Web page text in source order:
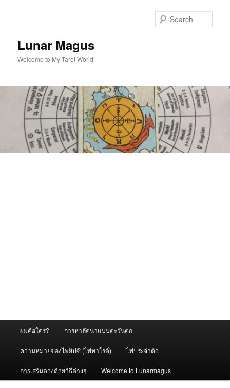
Lunar Magus
Welcome to My Tarot World
ผมคือใคร? การหาลัคนาแบบตะวันตก
ความหมายของไพ่ยิปซี (ไพ่ทาโรต์) ไพ่ประจำตัว
การเสริมดวงด้วยวิธีต่างๆ Welcome to Lunarmagus